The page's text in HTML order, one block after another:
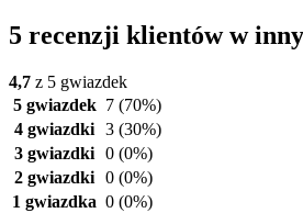
5 recenzji klientów w
4,7 z 5 gwiazdek
5 gwiazdek 7 (70%)
4 gwiazdki 3 (30%)
3 gwiazdki 0 (0%)
2 gwiazdki 0 (0%)
1 gwiazdka 0 (0%)